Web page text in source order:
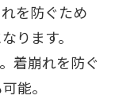
を防ぐため
ります。
着崩れを防ぐ
能。